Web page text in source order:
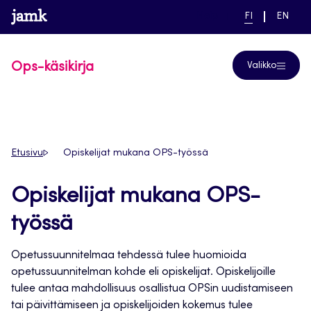
Siirry
suoraan
www.jamk.fi linkki pääsivustolle
NYKYINEN
FI
VAIHDA
EN
Ops-käsikirja Valikko
Etusivu Opiskelijat mukana OPS-työssä
Opiskelijat mukana OPS-
työssä
Opetussuunnitelmaa tehdessä tulee huomioida
opetussuunnitelman kohde eli opiskelijat. Opiskelijoille
tulee antaa mahdollisuus osallistua OPSin uudistamiseen
tai päivittämiseen ja opiskelijoiden kokemus tulee